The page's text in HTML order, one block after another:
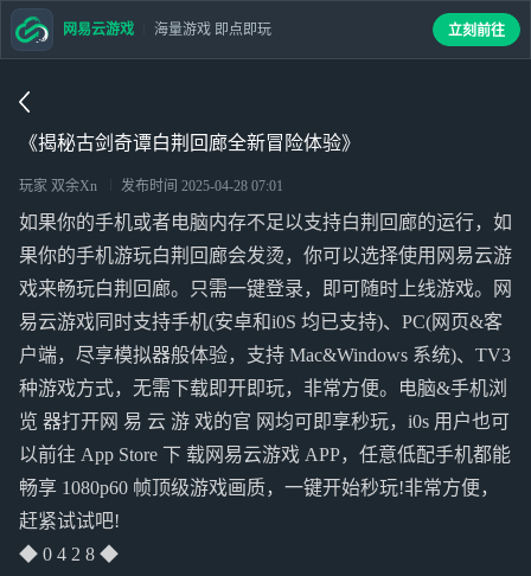
《揭秘古剑奇谭白荆回廊全新冒险体验》
玩家 双余Xn 发布时间 2025-04-28 07:01
如果你的手机或者电脑内存不足以支持白荆回廊的运行，如
果你的手机游玩白荆回廊会发烫，你可以选择使用网易云游
戏来畅玩白荆回廊。只需一键登录，即可随时上线游戏。网
易云游戏同时支持手机(安卓和i0S 均已支持)、PC(网页&客
户端，尽享模拟器般体验，支持 Mac&Windows 系统)、TV3
种游戏方式，无需下载即开即玩，非常方便。电脑&手机浏
览 器打开网 易 云 游 戏的官 网均可即享秒玩，i0s 用户也可
以前往 App Store 下 载网易云游戏 APP，任意低配手机都能
畅享 1080p60 帧顶级游戏画质，一键开始秒玩!非常方便，
赶紧试试吧!
◆ 0 4 2 8 ◆
网易云游戏 海量游戏 即点即玩 立刻前往